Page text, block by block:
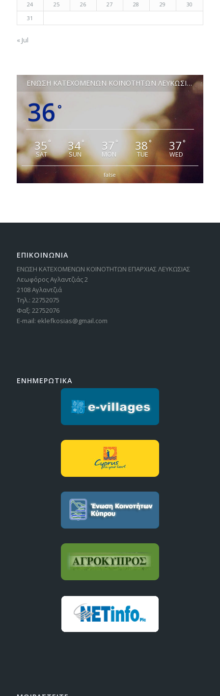
24
25 26 27 28 29
30
31
« Jul
ΕΝΩΣΗ ΚΑΤΕΧΟΜΕΝΩΝ ΚΟΙΝΟΤΗΤΩΝ ΛΕΥΚΩΣΙΑΣ
36 °
35°
SAT
34°
SUN
37 °
MON
38 °
TUE
37°
WED
false
ΕΠΙΚΟΙΝΩΝΙΑ
ΕΝΩΣΗ ΚΑΤΕΧΟΜΕΝΩΝ ΚΟΙΝΟΤΗΤΩΝ ΕΠΑΡΧΙΑΣ ΛΕΥΚΩΣΙΑΣ
Λεωφόρος Αγλαντζιάς 2
2108 Αγλαντζιά
Τηλ.: 22752075
Φαξ: 22752076
E-mail: eklefkosias@gmail.com
ΕΝΗΜΕΡΩΤΙΚΑ